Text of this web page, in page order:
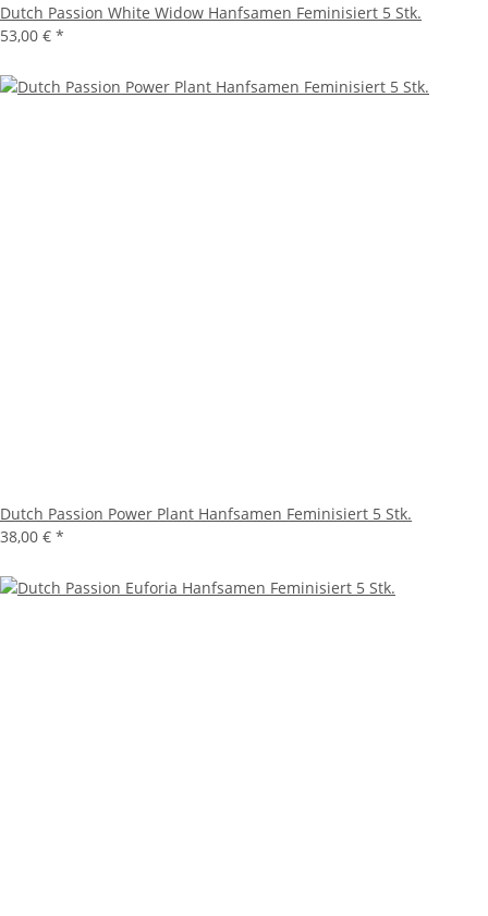
Dutch Passion White Widow Hanfsamen Feminisiert 5 Stk.
53,00 € *
Dutch Passion Power Plant Hanfsamen Feminisiert 5 Stk.
38,00 € *